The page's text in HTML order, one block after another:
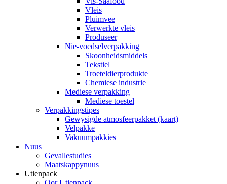
Vleis
Pluimvee
Verwerkte vleis
Produseer
Nie-voedselverpakking
Skoonheidsmiddels
Tekstiel
Troeteldierprodukte
Chemiese industrie
Mediese verpakking
Mediese toestel
Verpakkingstipes
Gewysigde atmosfeerpakket (kaart)
Velpakke
Vakuumpakkies
Nuus
Gevallestudies
Maatskappynuus
Utienpack